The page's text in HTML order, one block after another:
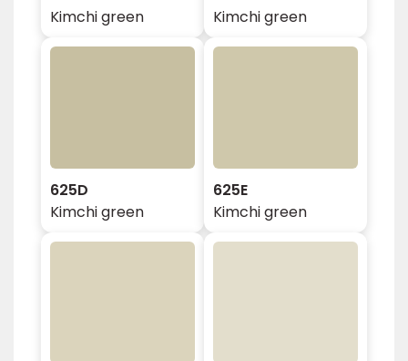
Kimchi green
Kimchi green
625D
Kimchi green
625E
Kimchi green